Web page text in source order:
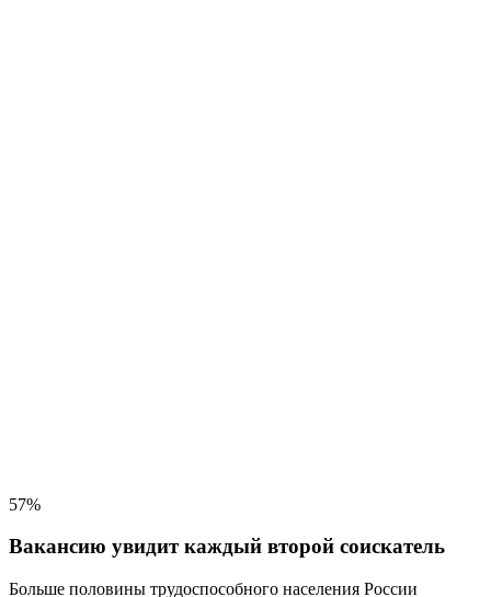
57%
Вакансию увидит каждый второй соискатель
Больше половины трудоспособного населения России